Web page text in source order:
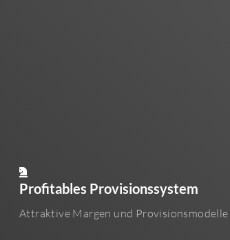
Profitables Provisionssystem
Attraktive Margen und Provisionsmodelle